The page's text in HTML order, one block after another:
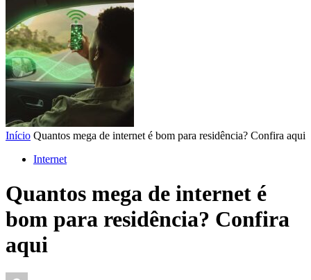
Início Quantos mega de internet é bom para residência? Confira aqui
Internet
Quantos mega de internet é
bom para residência? Confira
aqui